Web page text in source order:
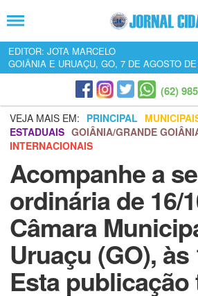
EDITOR: JOTA MARCELO
GOIÂNIA E URUAÇU, GO, 7 DE AGOSTO
(62)
VEJA MAIS EM: PRINCIPAL
ESTADUAIS GOIÂNIA/GRANDE
INTERNACIONAIS
Acompanhe a
ordinária de 16/
Câmara
Uruaçu (GO), às
Esta publicação